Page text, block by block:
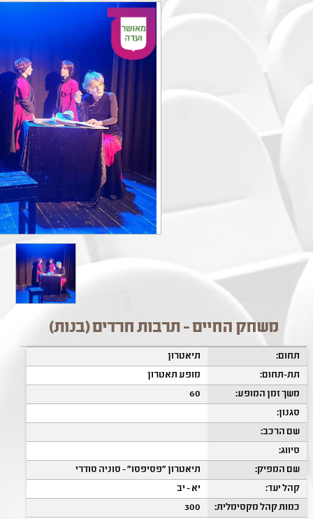
משחק החיים - תרבות חרדים (בנות)
תחום:
תיאטרון
תת-תחום:
מופע תאטרון
משך זמן המופע:
60
סגנון:
שם הרכב:
סיווג:
שם המפיק:
תיאטרון "פסיפסו" - סוניה סודרי
קהל יעד:
יא - יב
כמות קהל מקסימלית:
300